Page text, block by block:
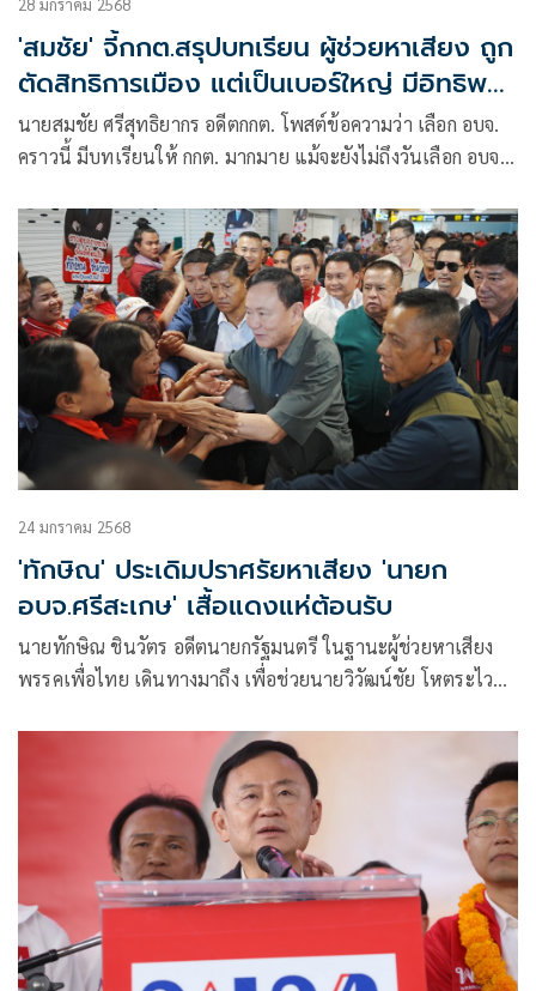
28 มกราคม 2568
'สมชัย' จี้กกต.สรุปบทเรียน ผู้ช่วยหาเสียง ถูก
ตัดสิทธิการเมือง แต่เป็นเบอร์ใหญ่ มีอิทธิพล
เหนือพรรค
นายสมชัย ศรีสุทธิยากร อดีตกกต. โพสต์ข้อความว่า เลือก อบจ.
คราวนี้ มีบทเรียนให้ กกต. มากมาย แม้จะยังไม่ถึงวันเลือก อบจ.
24 มกราคม 2568
'ทักษิณ' ประเดิมปราศรัยหาเสียง 'นายก
อบจ.ศรีสะเกษ' เสื้อแดงแห่ต้อนรับ
นายทักษิณ ชินวัตร อดีตนายกรัฐมนตรี ในฐานะผู้ช่วยหาเสียง
พรรคเพื่อไทย เดินทางมาถึง เพื่อช่วยนายวิวัฒน์ชัย โหตระไวศย